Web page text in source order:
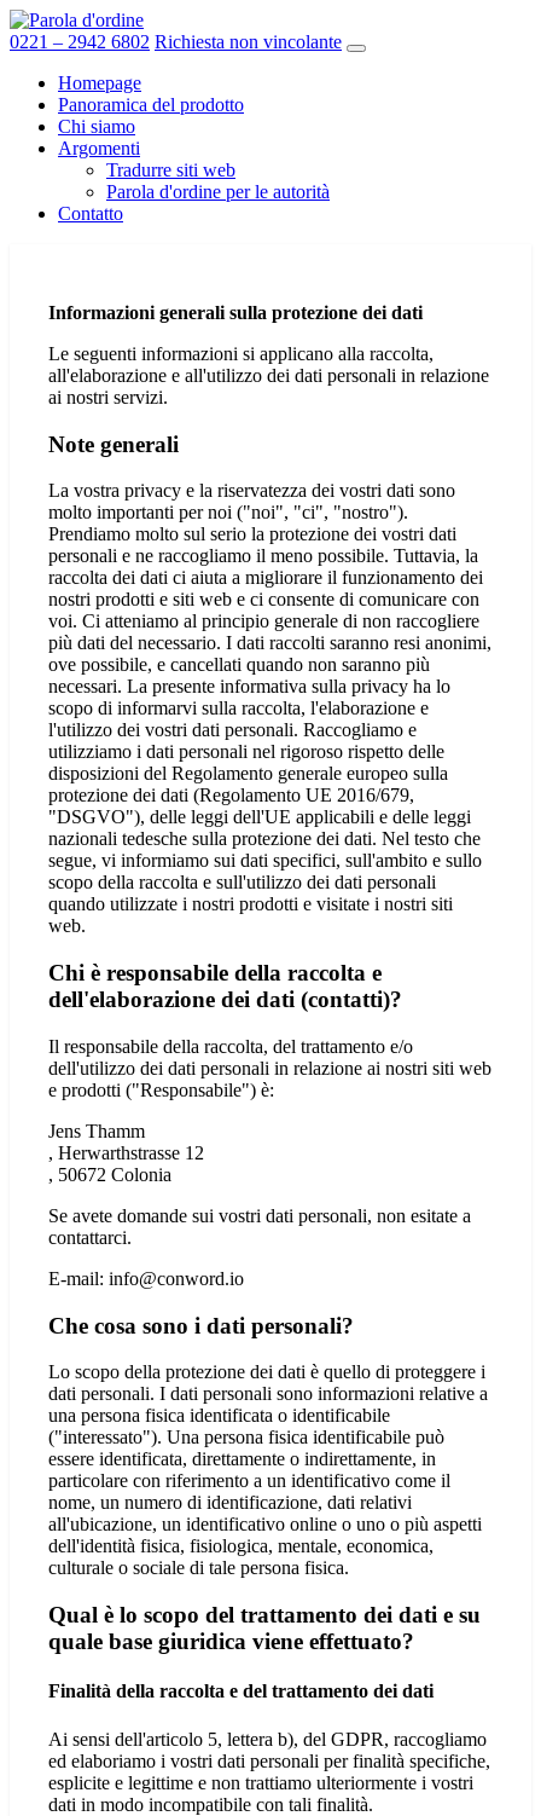
Vai
al
0221 – 2942 6802 Richiesta non vincolante
Homepage
Panoramica del prodotto
Chi siamo
Argomenti
Tradurre siti web
Parola d'ordine per le autorità
Contatto
Informazioni generali sulla protezione dei dati
Le seguenti informazioni si applicano alla raccolta,
all'elaborazione e all'utilizzo dei dati personali in relazione
ai nostri servizi.
Note generali
La vostra privacy e la riservatezza dei vostri dati sono
molto importanti per noi ("noi", "ci", "nostro").
Prendiamo molto sul serio la protezione dei vostri dati
personali e ne raccogliamo il meno possibile. Tuttavia, la
raccolta dei dati ci aiuta a migliorare il funzionamento dei
nostri prodotti e siti web e ci consente di comunicare con
voi. Ci atteniamo al principio generale di non raccogliere
più dati del necessario. I dati raccolti saranno resi anonimi,
ove possibile, e cancellati quando non saranno più
necessari. La presente informativa sulla privacy ha lo
scopo di informarvi sulla raccolta, l'elaborazione e
l'utilizzo dei vostri dati personali. Raccogliamo e
utilizziamo i dati personali nel rigoroso rispetto delle
disposizioni del Regolamento generale europeo sulla
protezione dei dati (Regolamento UE 2016/679,
"DSGVO"), delle leggi dell'UE applicabili e delle leggi
nazionali tedesche sulla protezione dei dati. Nel testo che
segue, vi informiamo sui dati specifici, sull'ambito e sullo
scopo della raccolta e sull'utilizzo dei dati personali
quando utilizzate i nostri prodotti e visitate i nostri siti
web.
Chi è responsabile della raccolta e
dell'elaborazione dei dati (contatti)?
Il responsabile della raccolta, del trattamento e/o
dell'utilizzo dei dati personali in relazione ai nostri siti web
e prodotti ("Responsabile") è:
Jens Thamm
, Herwarthstrasse 12
, 50672 Colonia
Se avete domande sui vostri dati personali, non esitate a
contattarci.
E-mail: info@conword.io
Che cosa sono i dati personali?
Lo scopo della protezione dei dati è quello di proteggere i
dati personali. I dati personali sono informazioni relative a
una persona fisica identificata o identificabile
("interessato"). Una persona fisica identificabile può
essere identificata, direttamente o indirettamente, in
particolare con riferimento a un identificativo come il
nome, un numero di identificazione, dati relativi
all'ubicazione, un identificativo online o uno o più aspetti
dell'identità fisica, fisiologica, mentale, economica,
culturale o sociale di tale persona fisica.
Qual è lo scopo del trattamento dei dati e su
quale base giuridica viene effettuato?
Finalità della raccolta e del trattamento dei dati
Ai sensi dell'articolo 5, lettera b), del GDPR, raccogliamo
ed elaboriamo i vostri dati personali per finalità specifiche,
esplicite e legittime e non trattiamo ulteriormente i vostri
dati in modo incompatibile con tali finalità.